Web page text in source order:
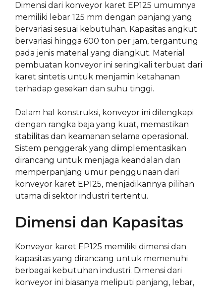
Dimensi dari konveyor karet EP125 umumnya
memiliki lebar 125 mm dengan panjang yang
bervariasi sesuai kebutuhan. Kapasitas angkut
bervariasi hingga 600 ton per jam, tergantung
pada jenis material yang diangkut. Material
pembuatan konveyor ini seringkali terbuat dari
karet sintetis untuk menjamin ketahanan
terhadap gesekan dan suhu tinggi.
Dalam hal konstruksi, konveyor ini dilengkapi
dengan rangka baja yang kuat, memastikan
stabilitas dan keamanan selama operasional.
Sistem penggerak yang diimplementasikan
dirancang untuk menjaga keandalan dan
memperpanjang umur penggunaan dari
konveyor karet EP125, menjadikannya pilihan
utama di sektor industri tertentu.
Dimensi dan Kapasitas
Konveyor karet EP125 memiliki dimensi dan
kapasitas yang dirancang untuk memenuhi
berbagai kebutuhan industri. Dimensi dari
konveyor ini biasanya meliputi panjang, lebar,